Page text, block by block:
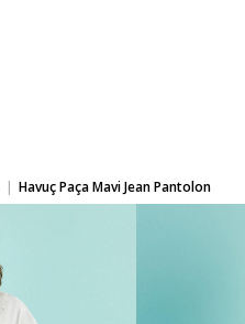
Havuç Paça Mavi Jean Pantolon